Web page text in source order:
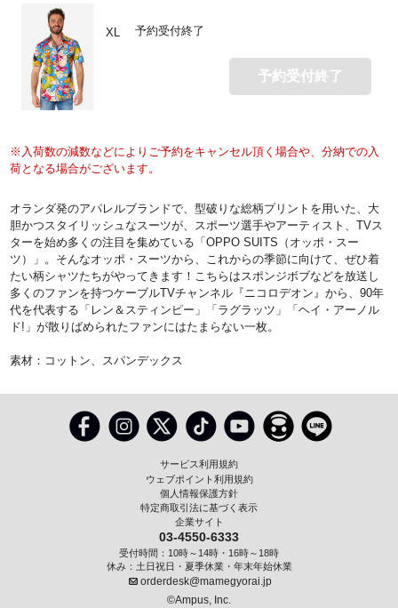
XL 予約受付終了
予約受付終了
※入荷数の減数などによりご予約をキャンセル頂く場合や、分納での入
荷となる場合がございます。
オランダ発のアパレルブランドで、型破りな総柄プリントを用いた、大
胆かつスタイリッシュなスーツが、スポーツ選手やアーティスト、TVス
ターを始め多くの注目を集めている「OPPO SUITS（オッポ・スー
ツ）」。そんなオッポ・スーツから、これからの季節に向けて、ぜひ着
たい柄シャツたちがやってきます！こちらはスポンジボブなどを放送し
多くのファンを持つケーブルTVチャンネル『ニコロデオン』から、90年
代を代表する「レン＆スティンピー」「ラグラッツ」「ヘイ・アーノル
ド!」が散りばめられたファンにはたまらない一枚。
素材：コットン、スパンデックス
サービス利用規約
ウェブポイント利用規約
個人情報保護方針
特定商取引法に基づく表示
企業サイト
03-4550-6333
受付時間：10時～14時・16時～18時
休み：土日祝日・夏季休業・年末年始休業
orderdesk@mamegyorai.jp
©Ampus, Inc.